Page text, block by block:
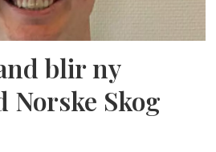
blir ny
Norske Skog